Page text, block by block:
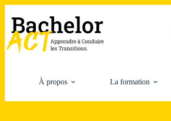
À propos La formation